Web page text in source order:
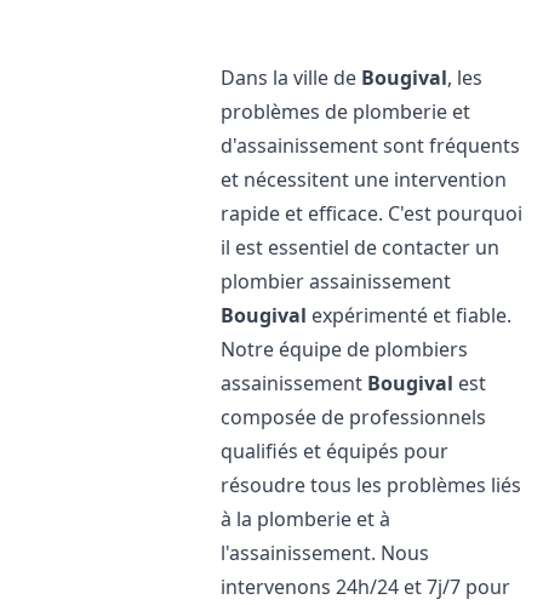
Dans la ville de Bougival, les
problèmes de plomberie et
d'assainissement sont fréquents
et nécessitent une intervention
rapide et efficace. C'est pourquoi
il est essentiel de contacter un
plombier assainissement
Bougival expérimenté et fiable.
Notre équipe de plombiers
assainissement Bougival est
composée de professionnels
qualifiés et équipés pour
résoudre tous les problèmes liés
à la plomberie et à
l'assainissement. Nous
intervenons 24h/24 et 7j/7 pour